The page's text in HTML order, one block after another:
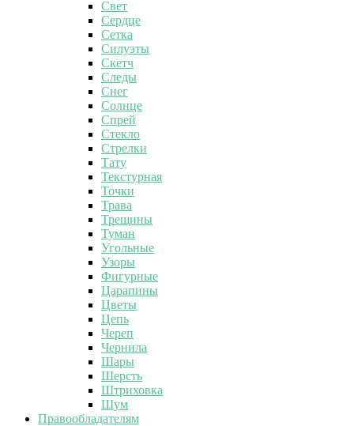
Свет
Сердце
Сетка
Силуэты
Скетч
Следы
Снег
Солнце
Спрей
Стекло
Стрелки
Тату
Текстурная
Точки
Трава
Трещины
Туман
Угольные
Узоры
Фигурные
Царапины
Цветы
Цепь
Череп
Чернила
Шары
Шерсть
Штриховка
Шум
Правообладателям